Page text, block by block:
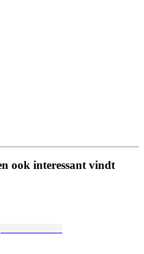
ook interessant vindt